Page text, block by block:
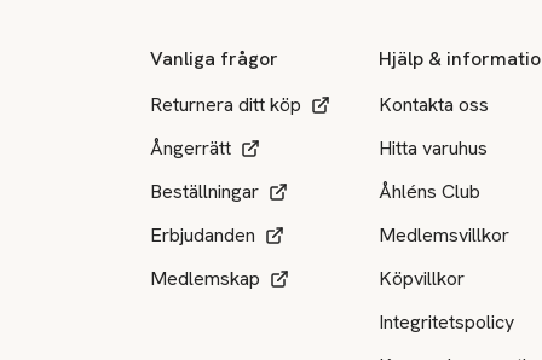
Vanliga frågor
Returnera ditt köp
Ångerrätt
Beställningar
Erbjudanden
Medlemskap
Hjälp &
Kontakta oss
Hitta varuhus
Åhléns Club
Medlemsvillkor
Köpvillkor
Integritetspolicy